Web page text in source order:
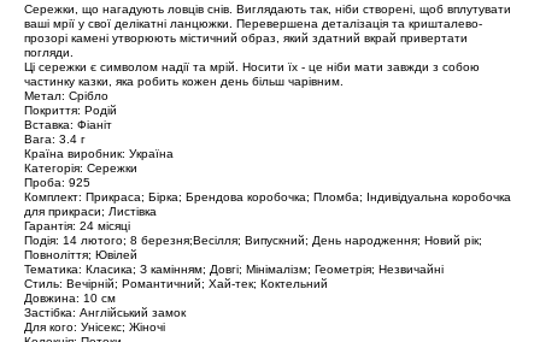
Сережки, що нагадують ловців снів. Виглядають так, ніби створені, щоб вплутувати
ваші мрії у свої делікатні ланцюжки. Перевершена деталізація та кришталево-
прозорі камені утворюють містичний образ, який здатний вкрай привертати
погляди.
Ці сережки є символом надії та мрій. Носити їх - це ніби мати завжди з собою
частинку казки, яка робить кожен день більш чарівним.
Метал: Срібло
Покриття: Родій
Вставка: Фіаніт
Вага: 3.4 г
Країна виробник: Україна
Категорія: Сережки
Проба: 925
Комплект: Прикраса; Бірка; Брендова коробочка; Пломба; Індивідуальна коробочка
для прикраси; Листівка
Гарантія: 24 місяці
Подія: 14 лютого; 8 березня;Весілля; Випускний; День народження; Новий рік;
Повноліття; Ювілей
Тематика: Класика; З камінням; Довгі; Мінімалізм; Геометрія; Незвичайні
Стиль: Вечірній; Романтичний; Хай-тек; Коктельний
Довжина: 10 см
Застібка: Англійський замок
Для кого: Унісекс; Жіночі